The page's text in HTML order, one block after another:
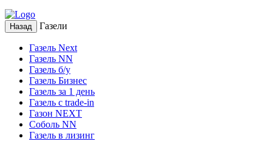
Назад Газели
Газель Next
Газель NN
Газель б/у
Газель Бизнес
Газель за 1 день
Газель с trade-in
Газон NEXT
Соболь NN
Газель в лизинг